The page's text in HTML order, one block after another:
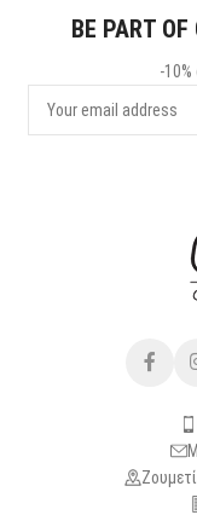
BE PART
-